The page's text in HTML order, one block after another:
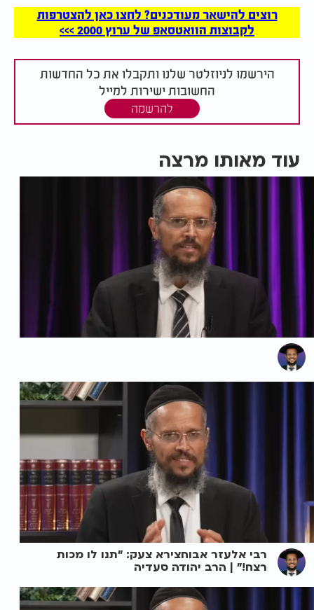
רוצים להישאר מעודכנים? לחצו כאן להצטרפות
לקבוצות הוואטסאפ של ערוץ 2000 >>>
הירשמו לניוזלטר שלנו ותקבלו את כל החדשות
החשובות ישירות למייל
להרשמה
עוד מאותו מרצה
רבי אלעזר אבוחצירא צעק: "תנו לו מכות
רצח!" | הרב יהודה סעדיה